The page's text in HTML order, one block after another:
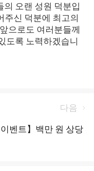
의 오랜 성원 덕분입
주신 덕분에 최고의
으로도 여러분들께
도록 노력하겠습니
다음
트 당첨자 발표
벤트】백만 원 상당